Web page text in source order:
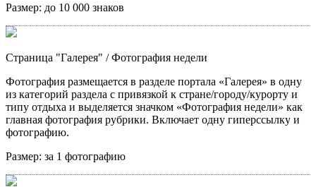
Размер: до 10 000 знаков
Страница "Галерея" / Фотография недели
Фотография размещается в разделе портала «Галерея» в одну
из категорий раздела с привязкой к стране/городу/курорту и
типу отдыха и выделяется значком «Фотография недели» как
главная фотография рубрики. Включает одну гиперссылку и
фотографию.
Размер: за 1 фотографию